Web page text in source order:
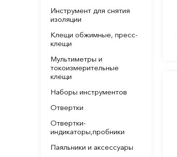
Инструмент для снятия
изоляции
Клещи обжимные, пресс-
клещи
Мультиметры и
токоизмерительные
клещи
Наборы инструментов
Отвертки
Отвертки-
индикаторы,пробники
Паяльники и аксессуары